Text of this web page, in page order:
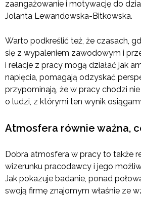
zaangażowanie i motywację do
Jolanta Lewandowska-Bitkowska.
Warto podkreślić też, że czasach,
się z wypaleniem zawodowym i
i relacje z pracy mogą działać jak
napięcia, pomagają odzyskać
przypominają, że w pracy chodzi
o ludzi, z którymi ten wynik
Atmosfera równie ważna,
Dobra atmosfera w pracy to także
wizerunku pracodawcy i jego
Jak pokazuje badanie, ponad
swoją firmę znajomym właśnie ze